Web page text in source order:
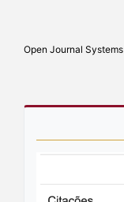
Open Journal Systems